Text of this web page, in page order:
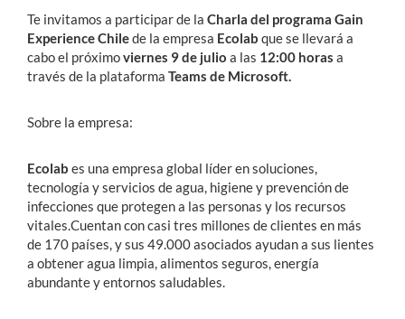
Funcionarios
Alumni
Te invitamos a participar de la Charla del programa Gain
Experience Chilede la empresa Ecolab que se llevará a
cabo el próximoviernes 9 de julio a las 12:00 horas a
través de la plataforma Teams de Microsoft.
Sobre la empresa:
Ecolab es una empresa global líder en soluciones,
tecnología y servicios de agua, higiene y prevención de
infecciones que protegen a las personas y los recursos
vitales.Cuentan con casi tres millones de clientes en más
de 170 países, y sus 49.000 asociados ayudan a sus lientes
a obtener agua limpia, alimentos seguros, energía
abundante y entornos saludables.